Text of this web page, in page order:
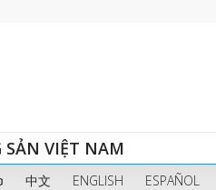
VIỆT NAM
中文 ENGLISH ESPAÑOL